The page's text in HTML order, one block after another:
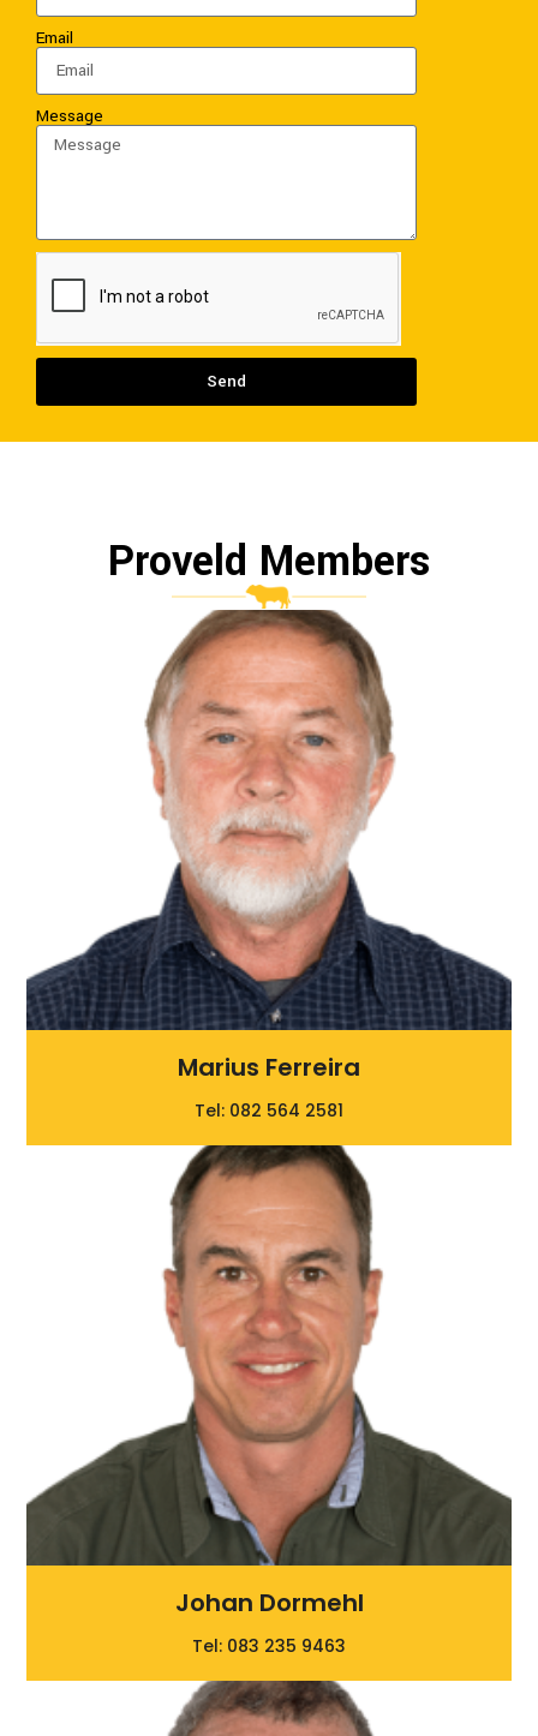
Email
Message
Send
Proveld Members
Marius Ferreira
Tel: 082 564 2581
Johan Dormehl
Tel: 083 235 9463